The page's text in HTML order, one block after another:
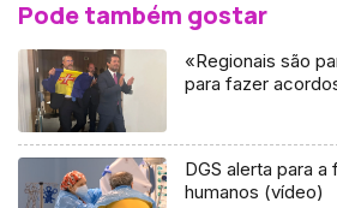
Pode também gostar
«Regionais são
para fazer
DGS alerta para
humanos (vídeo)